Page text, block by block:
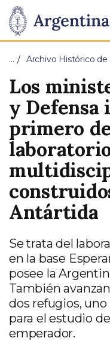
Presidencia
de
la
Nación
Pasar al contenido
… Archivo Histórico de
Los
y Defensa
primero
Antártida
Se trata del
en la base
posee la
También
dos refugios,
para el estudio
emperador.